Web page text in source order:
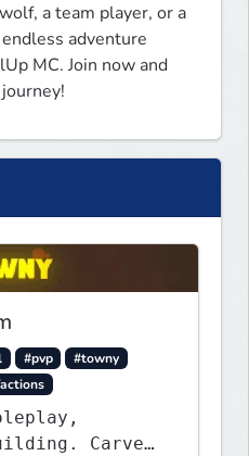
a team player, or a
adventure
MC. Join now and
#pvp
#towny
Carve